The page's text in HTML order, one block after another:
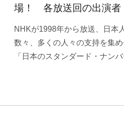
場！ 各放送回の出演者
NHKが1998年から放送、日本
数々、多くの人々の支持を集
「日本のスタンダード・ナン